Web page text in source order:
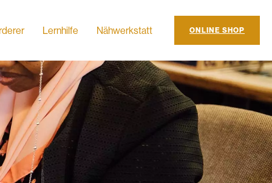
Lernhilfe Nähwerkstatt ONLINE SHOP